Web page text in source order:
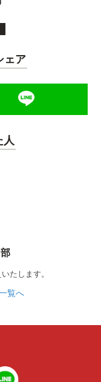
ェア
人
たします。
覧へ